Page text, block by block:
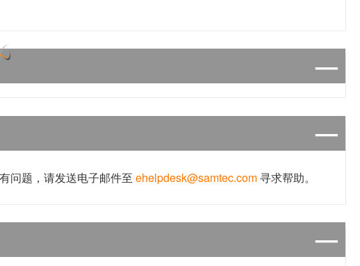
问题，请发送电子邮件至 ehelpdesk@samtec.com寻求帮助。